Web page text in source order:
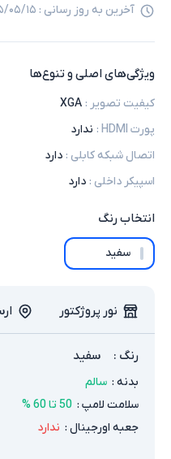
آخرین به روز رسانی : ۱۴۰۵/
ویژگی‌های اصلی و تنوع‌ها
کیفیت تصویر :
XGA
پورت HDMI
: ندارد
اتصال شبکه کابلی : دارد
اسپیکر داخلی : دارد
انتخابرنگ
سفید
نور پروژکتور
رنگ : سفید
بدنه : سالم
سلامت لامپ : 50 تا 60 %
جعبه اورجینال : ندارد